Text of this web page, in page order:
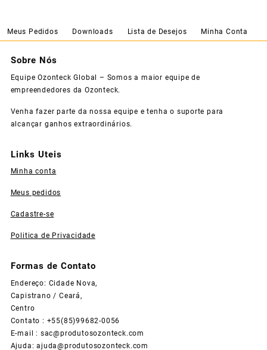
Meus Pedidos Downloads Lista de Desejos Minha Conta
Sobre Nós
Equipe Ozonteck Global – Somos a maior equipe de
empreendedores da Ozonteck.
Venha fazer parte da nossa equipe e tenha o suporte para
alcançar ganhos extraordinários.
Links Uteis
Minha conta
Meus pedidos
Cadastre-se
Politica de Privacidade
Formas de Contato
Endereço: Cidade Nova,
Capistrano / Ceará,
Centro
Contato : +55(85)99682-0056
E-mail : sac@produtosozonteck.com
Ajuda:ajuda@produtosozonteck.com